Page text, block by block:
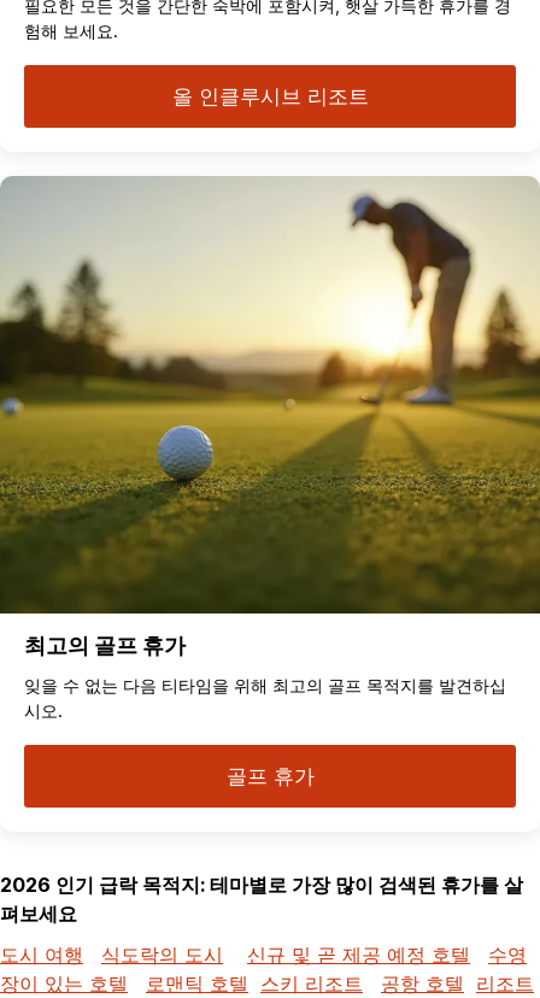
필요한 모든 것을 간단한 숙박에 포함시켜, 햇살 가득한 휴가를 경
험해 보세요.
올 인클루시브 리조트
최고의 골프 휴가
잊을 수 없는 다음 티타임을 위해 최고의 골프 목적지를 발견하십
시오.
골프 휴가
2026 인기 급락 목적지: 테마별로 가장 많이 검색된 휴가를 살
펴보세요
도시 여행
식도락의 도시 신규 및 곧 제공 예정 호텔
수영
장이 있는 호텔
로맨틱 호텔 스키 리조트 공항 호텔
리조트